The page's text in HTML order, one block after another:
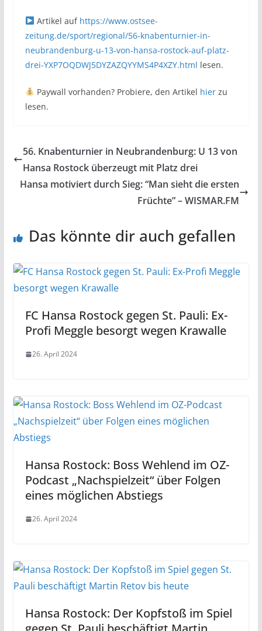
Artikel auf https://www.ostsee-
zeitung.de/sport/regional/56-knabenturnier-in-
neubrandenburg-u-13-von-hansa-rostock-auf-platz-
drei-YXP7OQDWJ5DYZAZQYYMS4P4XZY.html lesen.
Paywall vorhanden? Probiere, den Artikel hierzu
lesen.
56. Knabenturnier in Neubrandenburg: U 13 von
Hansa Rostock überzeugt mit Platz drei
Hansa motiviert durch Sieg: “Man sieht die ersten
Früchte” – WISMAR.FM
Das könnte dir auch gefallen
FC Hansa Rostock gegen St. Pauli: Ex-
Profi Meggle besorgt wegen Krawalle
26. April 2024
Hansa Rostock: Boss Wehlend im OZ-
Podcast „Nachspielzeit“ über Folgen
eines möglichen Abstiegs
26. April 2024
Hansa Rostock: Der Kopfstoß im Spiel